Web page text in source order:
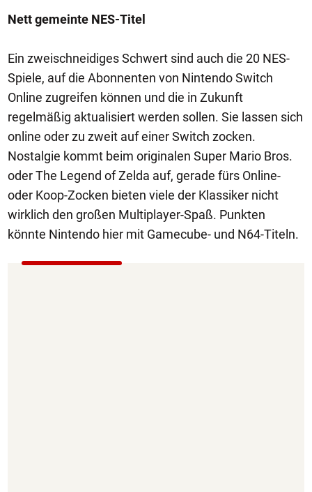
Nett gemeinte NES-Titel
Ein zweischneidiges Schwert sind auch die 20 NES-
Spiele, auf die Abonnenten von Nintendo Switch
Online zugreifen können und die in Zukunft
regelmäßig aktualisiert werden sollen. Sie lassen sich
online oder zu zweit auf einer Switch zocken.
Nostalgie kommt beim originalen Super Mario Bros.
oder The Legend of Zelda auf, gerade fürs Online-
oder Koop-Zocken bieten viele der Klassiker nicht
wirklich den großen Multiplayer-Spaß. Punkten
könnte Nintendo hier mit Gamecube- und N64-Titeln.